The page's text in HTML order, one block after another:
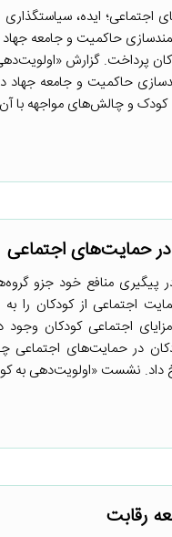
ایده، سیاستگذاری و
حاکمیت و جامعه
پرداخت. گزارش
حاکمیت و جامعه جهاد
و چالش‌های مواجهه با
حمایت‌های اجتماعی
پیگیری منافع خود جزو
از کودکان را به
اجتماعی کودکان وجود
در حمایت‌های
داد. نشست «اولویت‌دهی به
رقابت